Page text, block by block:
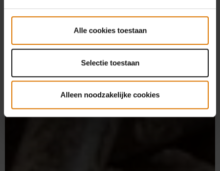
Alle cookies toestaan
Selectie toestaan
Alleen noodzakelijke cookies